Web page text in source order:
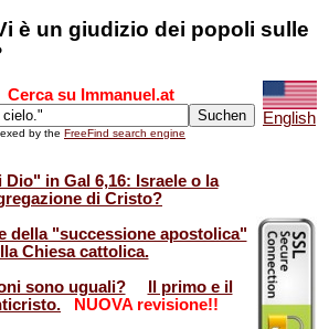
è un giudizio dei popoli sulle
Cerca su Immanuel.at
by the FreeFind search engine
English
Dio" in Gal 6,16: Israele o la
di Cristo?
della "successione apostolica"
Chiesa cattolica.
sono uguali?
Il primo e il
NUOVA revisione!!